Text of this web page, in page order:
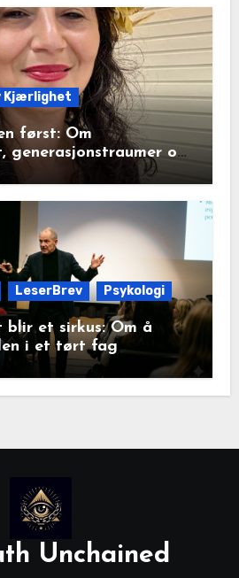
Kjærlighet
først: Om
generasjonstraumer og
tunnelsynet
LeserBrev Psykologi
et sirkus: Om å
i et tørt fag
Unchained